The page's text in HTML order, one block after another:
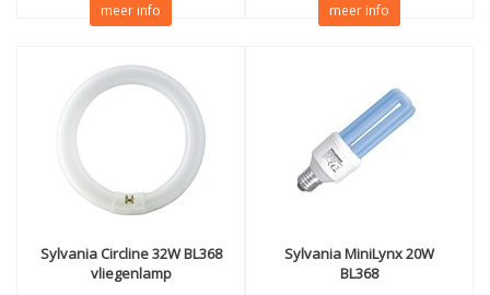
meer info meer info
SylvaniaCircline 32W BL368
vliegenlamp
SylvaniaMiniLynx 20W
BL368